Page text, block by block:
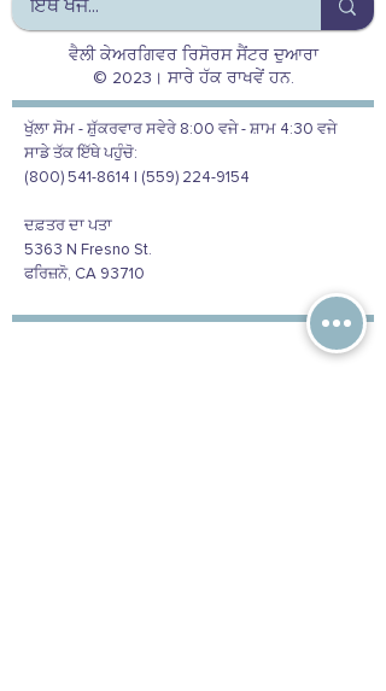
ਵੈਲੀ ਕੇਅਰਗਿਵਰ ਰਿਸੋਰਸ ਸੈਂਟਰ ਦੁਆਰਾ
© 2023। ਸਾਰੇ ਹੱਕ ਰਾਖਵੇਂ ਹਨ.
ਖੁੱਲਾ ਸੋਮ - ਸ਼ੁੱਕਰਵਾਰ ਸਵੇਰੇ 8:00 ਵਜੇ - ਸ਼ਾਮ 4:30 ਵਜੇ
ਸਾਡੇ ਤੱਕ ਇੱਥੇ ਪਹੁੰਚੋ:
(800) 541-8614 | (559) 224-9154
ਦਫ਼ਤਰ ਦਾ ਪਤਾ
5363 N Fresno St.
ਫਰਿਜ਼ਨੋ, CA 93710